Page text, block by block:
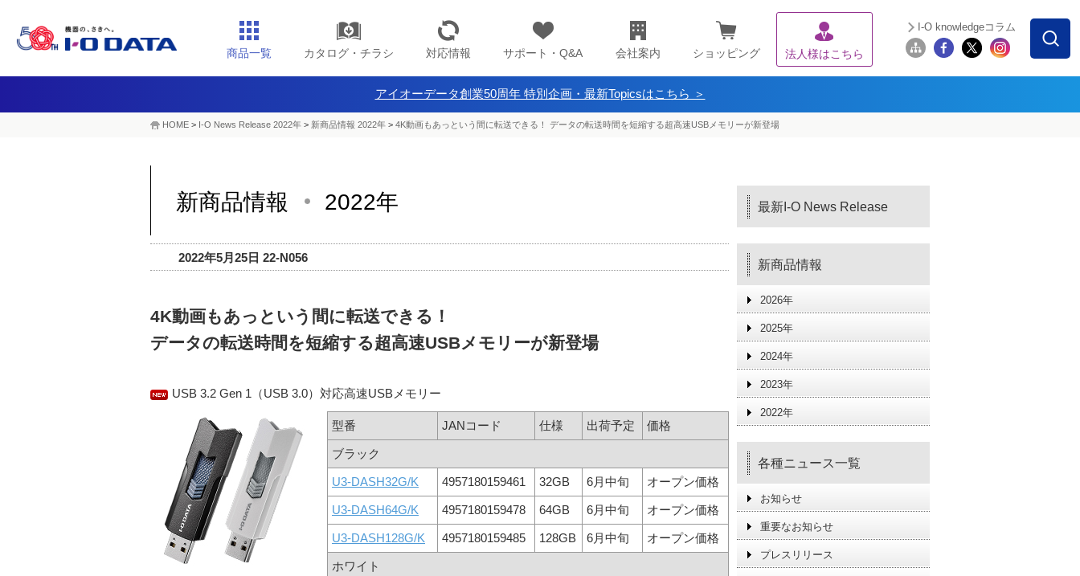
商品一覧 カタログ・チラシ 対応情報 サポート・Q&A 会社案内 ショッピング 法人様はこちら
I-O knowledgeコラム
アイオーデータ創業50周年 特別企画・最新Topicsはこちら ＞
HOME > I-O News Release 2022年 > 新商品情報 2022年 > 4K動画もあっという間に転送できる！ データの転送時間を短縮する超高速USBメモリーが新登場
新商品情報 2022年
2022年5月25日 22-N056
4K動画もあっという間に転送できる！
データの転送時間を短縮する超高速USBメモリーが新登場
USB 3.2 Gen 1（USB 3.0）対応高速USBメモリー
型番 JANコード 仕様 出荷予定 価格
ブラック
U3-DASH32G/K 4957180159461 32GB 6月中旬 オープン価格
U3-DASH64G/K 4957180159478 64GB 6月中旬 オープン価格
U3-DASH128G/K 4957180159485 128GB 6月中旬 オープン価格
ホワイト
最新I-O News Release
新商品情報
2026年
2025年
2024年
2023年
2022年
各種ニュース一覧
お知らせ
重要なお知らせ
プレスリリース